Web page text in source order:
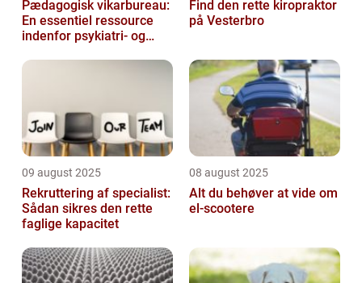
Pædagogisk vikarbureau:
En essentiel ressource
indenfor psykiatri- og
Find den rette kiropraktor
på Vesterbro
09 august 2025
Rekruttering af specialist:
Sådan sikres den rette
faglige kapacitet
08 august 2025
Alt du behøver at vide om
el-scootere